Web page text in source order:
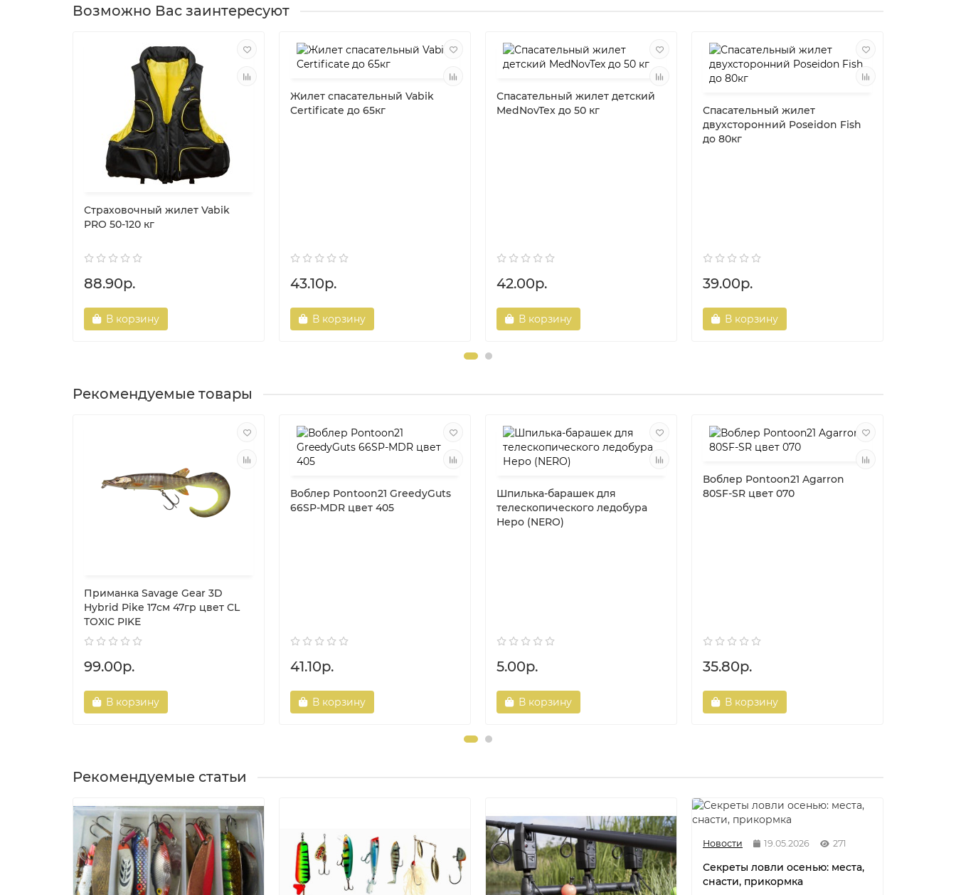
Возможно Вас заинтересуют
Страховочный жилет Vabik
PRO 50-120 кг
88.90р.
В корзину
Жилет спасательный Vabik
Certificate до 65кг
43.10р.
В корзину
Спасательный жилет детский
MedNovTex до 50 кг
42.00р.
В корзину
Спасательный жилет
двухсторонний Poseidon Fish
до 80кг
39.00р.
В корзину
Рекомендуемые товары
Приманка Savage Gear 3D
Hybrid Pike 17см 47гр цвет CL
TOXIC PIKE
99.00р.
В корзину
Воблер Pontoon21 GreedyGuts
66SP-MDR цвет 405
41.10р.
В корзину
Шпилька-барашек для
телескопического ледобура
Неро (NERO)
5.00р.
В корзину
Воблер Pontoon21 Agarron
80SF-SR цвет 070
35.80р.
В корзину
Рекомендуемые статьи
Новости 19.05.2026 271
Секреты ловли осенью: места,
снасти, прикормка